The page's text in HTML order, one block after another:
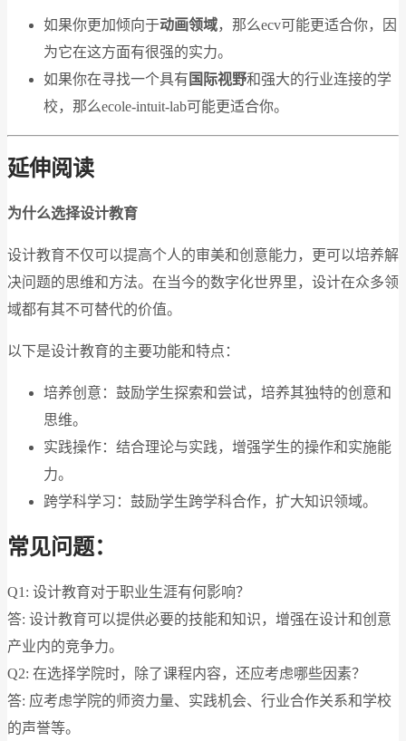
如果你更加倾向于动画领域，那么ecv可能更适合你，因
为它在这方面有很强的实力。
如果你在寻找一个具有 国际视野和强大的行业连接的学
校，那么ecole-intuit-lab可能更适合你。
延伸阅读
为什么选择设计教育
设计教育不仅可以提高个人的审美和创意能力，更可以培养解
决问题的思维和方法。在当今的数字化世界里，设计在众多领
域都有其不可替代的价值。
以下是设计教育的主要功能和特点：
培养创意：鼓励学生探索和尝试，培养其独特的创意和
思维。
实践操作：结合理论与实践，增强学生的操作和实施能
力。
跨学科学习：鼓励学生跨学科合作，扩大知识领域。
常见问题：
Q1: 设计教育对于职业生涯有何影响？
答: 设计教育可以提供必要的技能和知识，增强在设计和创意
产业内的竞争力。
Q2: 在选择学院时，除了课程内容，还应考虑哪些因素？
答: 应考虑学院的师资力量、实践机会、行业合作关系和学校
的声誉等。